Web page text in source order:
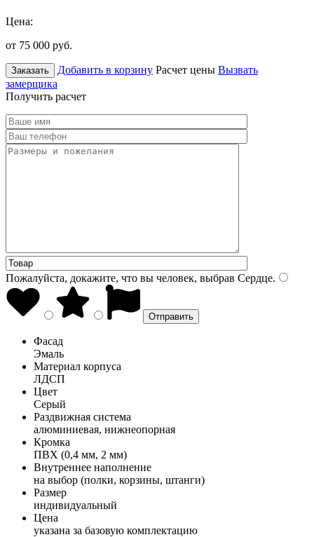
Цена:
от 75 000 руб.
Заказать Добавить в корзину Расчет цены Вызвать
замерщика
Получить расчет
Пожалуйста, докажите, что вы человек, выбрав Сердце.
Фасад
Эмаль
Материал корпуса
ЛДСП
Цвет
Серый
Раздвижная система
алюминиевая, нижнеопорная
Кромка
ПВХ (0,4 мм, 2 мм)
Внутреннее наполнение
на выбор (полки, корзины, штанги)
Размер
индивидуальный
Цена
указана за базовую комплектацию